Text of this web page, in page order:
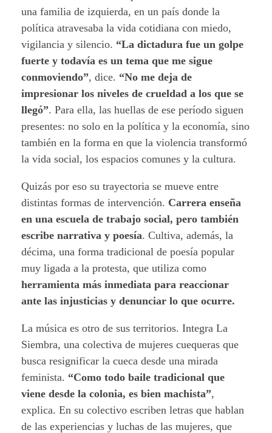
una familia de izquierda, en un país donde la
política atravesaba la vida cotidiana con miedo,
vigilancia y silencio. “La dictadura fue un golpe
fuerte y todavía es un tema que me sigue
conmoviendo”, dice. “No me deja de
impresionar los niveles de crueldad a los que se
llegó”. Para ella, las huellas de ese período siguen
presentes: no solo en la política y la economía, sino
también en la forma en que la violencia transformó
la vida social, los espacios comunes y la cultura.
Quizás por eso su trayectoria se mueve entre
distintas formas de intervención. Carrera enseña
en una escuela de trabajo social, pero también
escribe narrativa y poesía. Cultiva, además, la
décima, una forma tradicional de poesía popular
muy ligada a la protesta, que utiliza como
herramienta más inmediata para reaccionar
ante las injusticias y denunciar lo que ocurre.
La música es otro de sus territorios. Integra La
Siembra, una colectiva de mujeres cuequeras que
busca resignificar la cueca desde una mirada
feminista. “Como todo baile tradicional que
viene desde la colonia, es bien machista”,
explica. En su colectivo escriben letras que hablan
de las experiencias y luchas de las mujeres, que